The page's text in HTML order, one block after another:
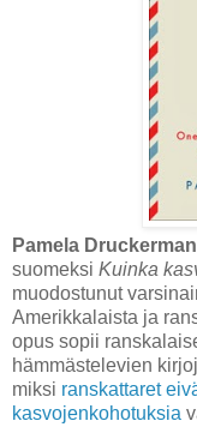
Pamela
suomeksi Kuinka
muodostunut
Amerikkalaista ja
opus sopii
hämmästelevien
miksi ranskattaret
kasvojenkohotuksia